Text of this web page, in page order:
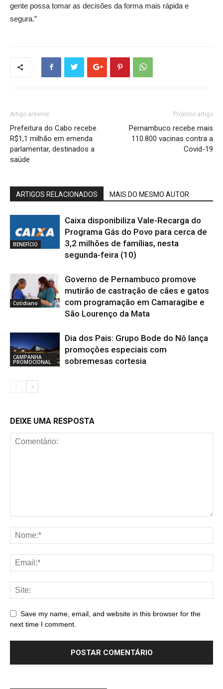
gente possa tomar as decisões da forma mais rápida e
segura.”
Artigo anterior
Prefeitura do Cabo recebe
R$1,1 milhão em emenda
parlamentar, destinados a
saúde
Próximo artigo
Pernambuco recebe mais
110.800 vacinas contra a
Covid-19
ARTIGOS RELACIONADOS MAIS DO MESMO AUTOR
BENEFÍCIO
Caixa disponibiliza Vale-Recarga do
Programa Gás do Povo para cerca de
3,2 milhões de famílias, nesta
segunda-feira (10)
Cotidiano
Governo de Pernambuco promove
mutirão de castração de cães e gatos
com programação em Camaragibe e
São Lourenço da Mata
CAMPANHA
PROMOCIONAL
Dia dos Pais: Grupo Bode do Nô lança
promoções especiais com
sobremesas cortesia
DEIXE UMA RESPOSTA
Save my name, email, and website in this browser for the
next time I comment.